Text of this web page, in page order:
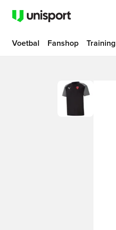
Voetbal Fanshop Training